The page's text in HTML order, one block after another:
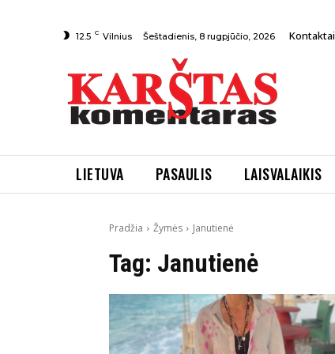
12.5 C Vilnius Šeštadienis, 8 rugpjūčio, 2026 Kontaktai
LIETUVA PASAULIS LAISVALAIKIS
Pradžia Žymės Janutienė
Tag: Janutienė